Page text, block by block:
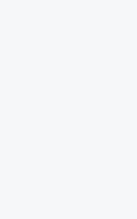
adják
csapatkapitány,